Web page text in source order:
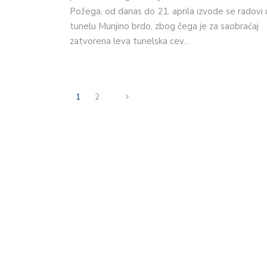
Požega, od danas do 21. aprila izvode se radovi
tunelu Munjino brdo, zbog čega je za saobraćaj
zatvorena leva tunelska cev…
1 2